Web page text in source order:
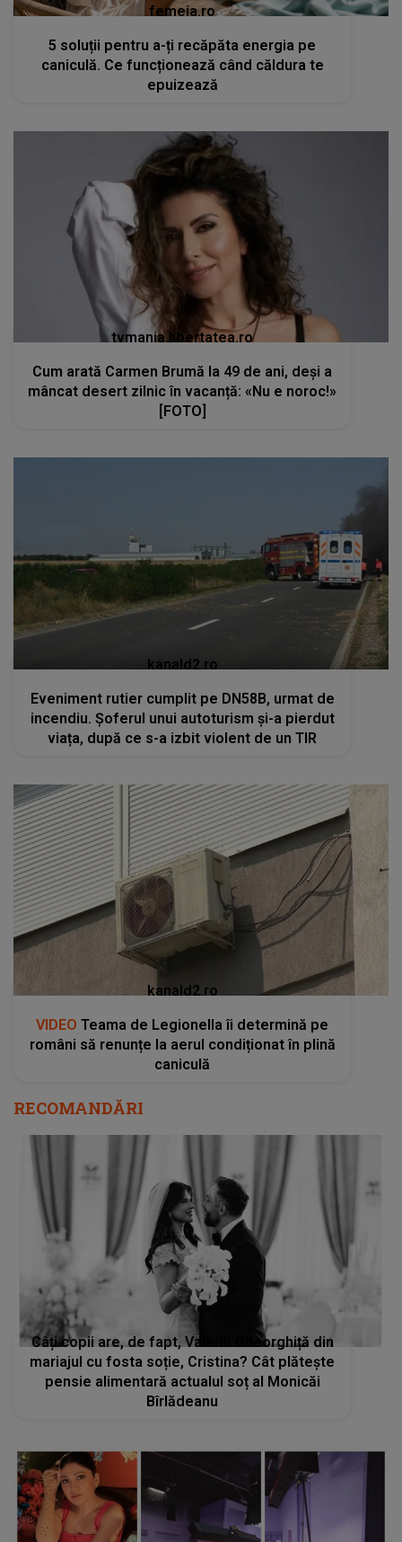
femeia.ro
5 soluții pentru a-ți recăpăta energia pe
caniculă. Ce funcționează când căldura te
epuizează
tvmania.libertatea.ro
Cum arată Carmen Brumă la 49 de ani, deși a
mâncat desert zilnic în vacanță: «Nu e noroc!»
[FOTO]
kanald2.ro
Eveniment rutier cumplit pe DN58B, urmat de
incendiu. Șoferul unui autoturism și-a pierdut
viața, după ce s-a izbit violent de un TIR
kanald2.ro
VIDEO Teama de Legionella îi determină pe
români să renunțe la aerul condiționat în plină
caniculă
RECOMANDĂRI
Câți copii are, de fapt, Valeriu Gheorghiță din
mariajul cu fosta soție, Cristina? Cât plătește
pensie alimentară actualul soț al Monicăi
Bîrlădeanu